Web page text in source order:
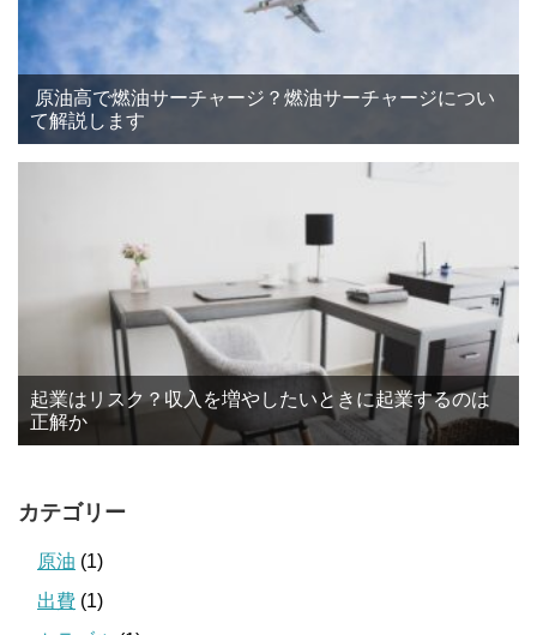
原油高で燃油サーチャージ？燃油サーチャージについ
て解説します
起業はリスク？収入を増やしたいときに起業するのは
正解か
カテゴリー
原油 (1)
出費 (1)